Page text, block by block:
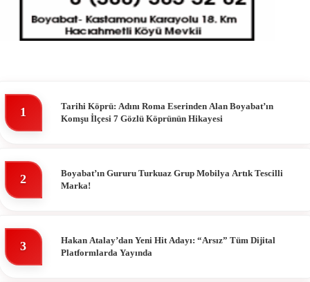
1
Tarihi Köprü: Adını Roma Eserinden Alan Boyabat’ın
Komşu İlçesi 7 Gözlü Köprünün Hikayesi
2
Boyabat’ın Gururu Turkuaz Grup Mobilya Artık Tescilli
Marka!
3
Hakan Atalay’dan Yeni Hit Adayı: “Arsız” Tüm Dijital
Platformlarda Yayında